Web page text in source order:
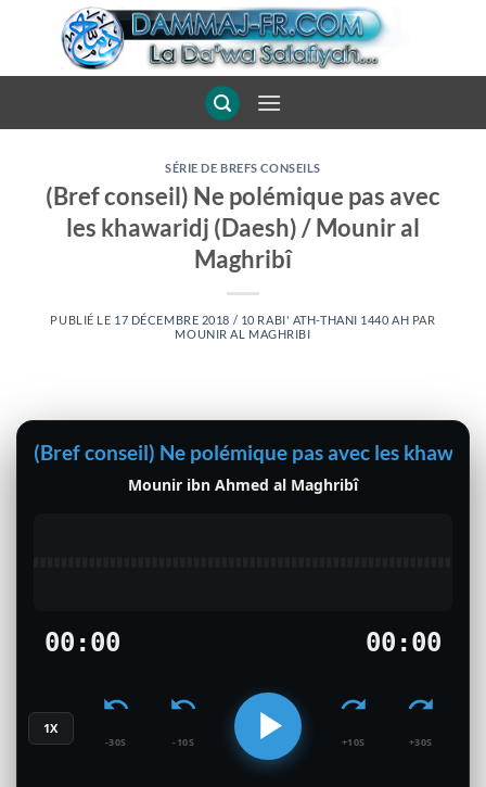
SÉRIE DE BREFS CONSEILS
(Bref conseil) Ne polémique pas avec
les khawaridj (Daesh) / Mounir al
Maghribî
PUBLIÉ LE 17 DÉCEMBRE 2018 / 10 RABI' ATH-THANI 1440 AH PAR
MOUNIR AL MAGHRIBI
(Bref conseil) Ne polémique pas avec les
Mounir ibn Ahmed al Maghribî
00:00 00:00
1X
-30S -10S +10S +30S